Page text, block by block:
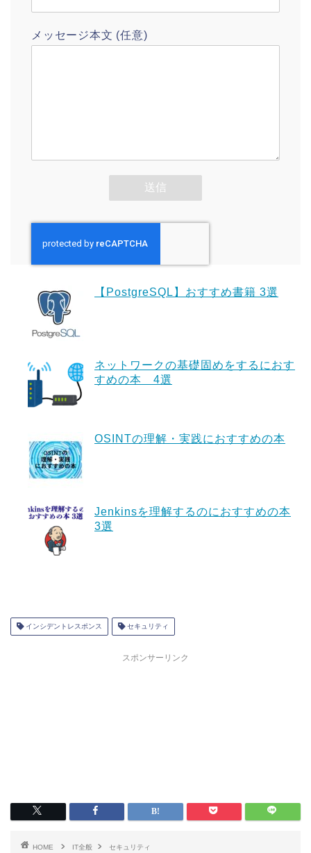
メッセージ本文 (任意)
【PostgreSQL】おすすめ書籍 3選
ネットワークの基礎固めをするにおす
すめの本 4選
OSINTの理解・実践におすすめの本
Jenkinsを理解するのにおすすめの本
3選
インシデントレスポンス セキュリティ
スポンサーリンク
HOME IT全般 セキュリティ